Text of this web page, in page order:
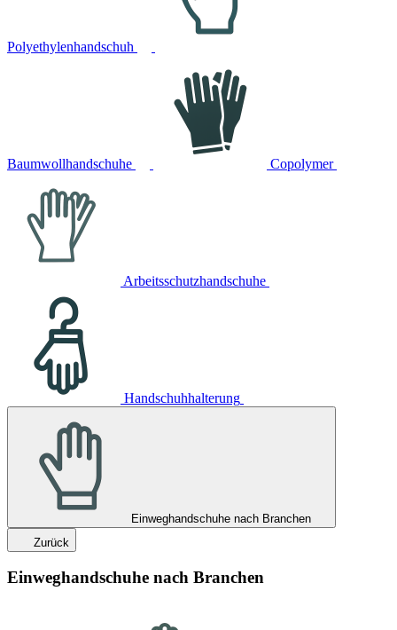
Polyethylenhandschuh
Baumwollhandschuhe Copolymer
Arbeitsschutzhandschuhe
Handschuhhalterung
Einweghandschuhe nach Branchen
Zurück
Einweghandschuhe nach Branchen